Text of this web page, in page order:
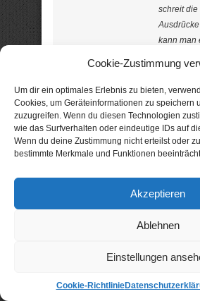
Cookie-Zustimmung
Um dir ein optimales Erlebnis zu bieten,
Cookies, um Geräteinformationen zu speichern
zuzugreifen. Wenn du diesen Technologien
wie das Surfverhalten oder eindeutige IDs auf
Wenn du deine Zustimmung nicht erteilst oder
bestimmte Merkmale und Funktionen
Akzeptieren
Ablehnen
Einstellungen
Cookie-Richtlinie
schreit die
kann man
Und Geld …
Laura leidet nicht
“Tourette-Syndrom”.
Und bringt damit sich
vielerlei skurrile
Europa führen und
dass gegenseitiges
höchste Gut ist. Und
unterhaltsame Reise-,
vielleicht sensiblen